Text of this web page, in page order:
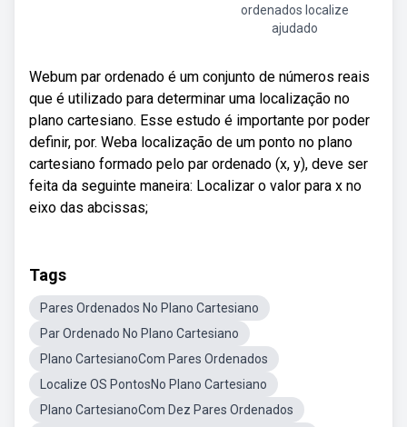
ordenados localize
ajudado
Webum par ordenado é um conjunto de números reais
que é utilizado para determinar uma localização no
plano cartesiano. Esse estudo é importante por poder
definir, por. Weba localização de um ponto no plano
cartesiano formado pelo par ordenado (x, y), deve ser
feita da seguinte maneira: Localizar o valor para x no
eixo das abcissas;
Tags
Pares Ordenados No Plano Cartesiano
Par Ordenado No Plano Cartesiano
Plano CartesianoCom Pares Ordenados
Localize OS PontosNo Plano Cartesiano
Plano CartesianoCom Dez Pares Ordenados